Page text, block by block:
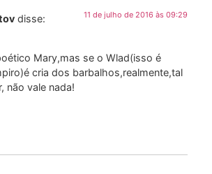
disse: 11 de julho de 2016 às 09:29
Mary,mas se o Wlad(isso é
cria dos barbalhos,realmente,tal
não vale nada!